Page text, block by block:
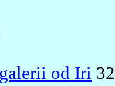
od Iri